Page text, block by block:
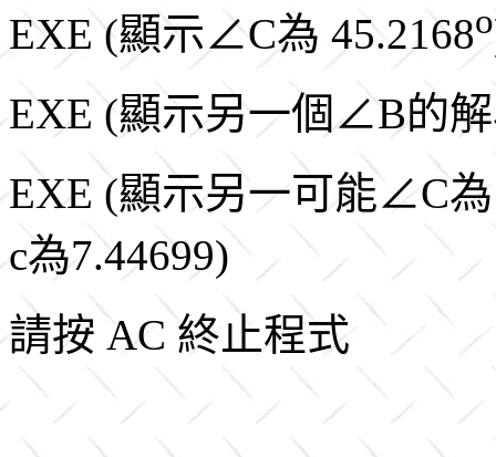
EXE (顯示∠C為 45.2168o
EXE (顯示另一個∠B的解
EXE (顯示另一可能∠C為
c為7.44699)
請按 AC 終止程式